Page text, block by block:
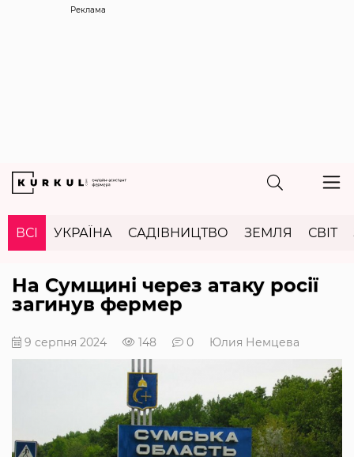
Реклама
ВСІ УКРАЇНА САДІВНИЦТВО ЗЕМЛЯ СВІТ
На Сумщині через атаку росії
загинув фермер
9 серпня 2024 148 0 Юлия Немцева